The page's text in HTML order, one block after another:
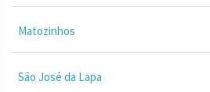
Matozinhos
São José da Lapa